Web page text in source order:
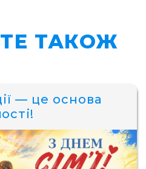
ТАКОЖ
— це основа